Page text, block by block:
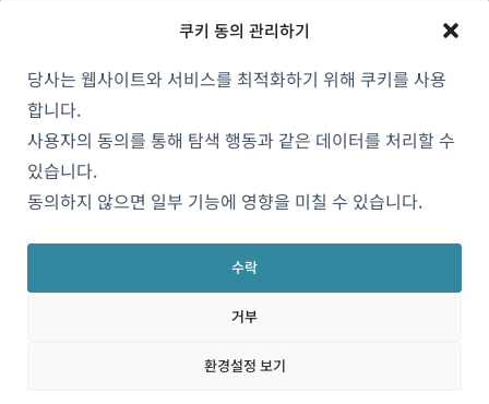
쿠키 동의 관리하기
당사는 웹사이트와 서비스를 최적화하기 위해 쿠키를 사용
합니다.
사용자의 동의를 통해 탐색 행동과 같은 데이터를 처리할 수
있습니다.
동의하지 않으면 일부 기능에 영향을 미칠 수 있습니다.
수락
거부
환경설정 보기
OnTheGoSystems Limited
한국어
WPML 소개
GDPR 및 개인정보 처리방침
창
열
(새
창
서
(새
창
에
서
열
(새
창
서